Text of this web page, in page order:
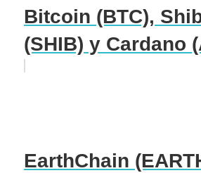
Bitcoin (BTC),
(SHIB) y Cardano
EarthChain